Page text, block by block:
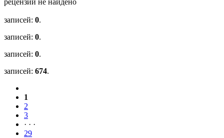
записей: 0.
записей: 0.
записей: 0.
записей: 674.
1
2
3
· · ·
29